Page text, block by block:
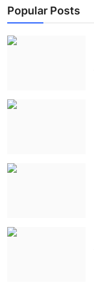
Popular Posts